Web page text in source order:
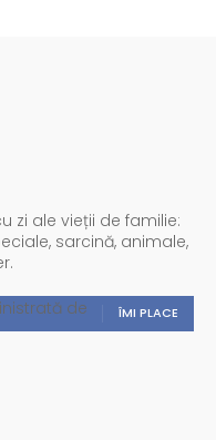
zi ale vieții de familie:
sarcină, animale,
ÎMI PLACE
de